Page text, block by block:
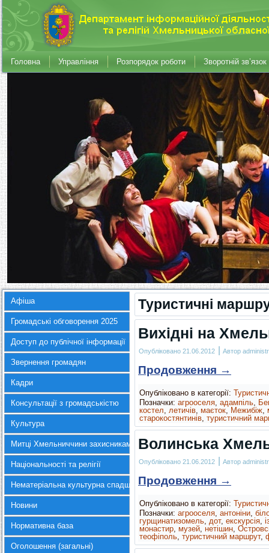
Головна Управління Розпорядок роботи Зворотній зв’язок
Афіша
Громадські обговорення 2025
Доступ до публічної інформації
Звернення громадян
Кадри
Консультації з громадськістю
Культура
Митці Хмельниччини захисникам України
Національності та релігії
Нематеріальна культурна спадщина
Новини
Нормативна база
Оголошення (загальні)
Туристичні
Вихідні на
Опубліковано 21.06.2012 | Автор
Продовження →
Опубліковано в категорії:
Позначки: агрооселя, адампіль,
костел, летичів, маєток, Межибіж,
старокостянтинів, туристичний
Волинська
Опубліковано 21.06.2012 | Автор
Продовження →
Опубліковано в категорії:
Позначки: агрооселя, антоніни,
гурщинатизомель, дот, екскурсія,
монастир, музей, нетішин,
теофіполь, туристичний маршрут,